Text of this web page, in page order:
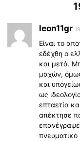
leon11gr
Είναι το
εδέχθη ο
και μετά.
μαχών,
και
ως
επταετία
απέκτησε
επανέγραψε
πνευματικό